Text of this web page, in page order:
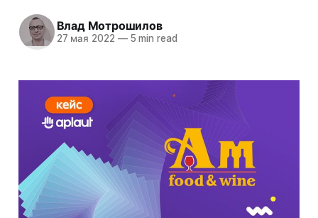
Влад Мотрошилов
27 мая 2022 —5 min read